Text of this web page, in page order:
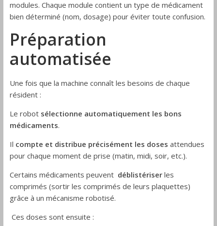
modules. Chaque module contient un type de médicament
bien déterminé (nom, dosage) pour éviter toute confusion.
Préparation
automatisée
Une fois que la machine connaît les besoins de chaque
résident :
Le robot sélectionne automatiquement les bons
médicaments.
Il compte et distribue précisément les doses attendues
pour chaque moment de prise (matin, midi, soir, etc.).
Certains médicaments peuvent déblistériserles
comprimés (sortir les comprimés de leurs plaquettes)
grâce à un mécanisme robotisé.
Ces doses sont ensuite :